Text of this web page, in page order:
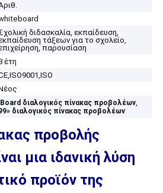
διδασκαλία, εκπαίδευση,
τάξεων για το σχολείο,
παρουσίαση
έτη
διαλογικός πίνακας προβολέων,
διαλογικός πίνακας προβολέων
προβολής
μια ιδανική λύση
προϊόν της